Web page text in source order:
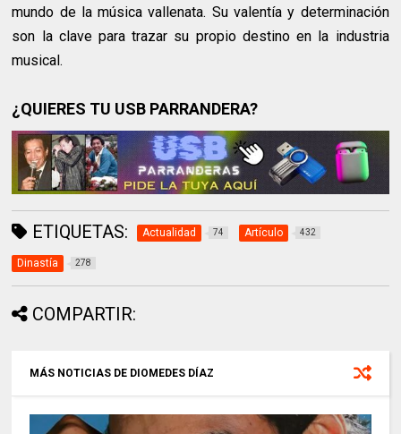
mundo de la música vallenata. Su valentía y determinación
son la clave para trazar su propio destino en la industria
musical.
¿QUIERES TU USB PARRANDERA?
ETIQUETAS: Actualidad 74 Artículo 432
Dinastía 278
COMPARTIR:
MÁS NOTICIAS DE DIOMEDES DÍAZ